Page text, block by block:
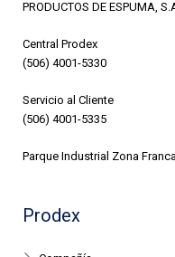
PRODUCTOS DE ESPUMA,
Central Prodex
(506) 4001-5330
Servicio al Cliente
(506) 4001-5335
Parque Industrial Zona
Prodex